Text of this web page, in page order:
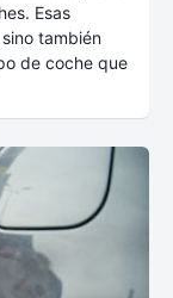
Esas
también
de coche que